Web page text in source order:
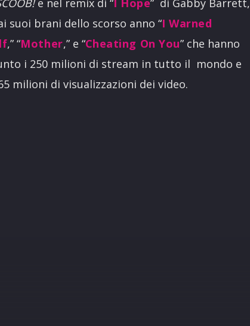
e nel remix di “I Hope” di Gabby Barrett,
suoi brani dello scorso anno “I Warned
,” “Mother,” e “Cheating On You” che hanno
i 250 milioni di stream in tutto il mondo e
milioni di visualizzazioni dei video.